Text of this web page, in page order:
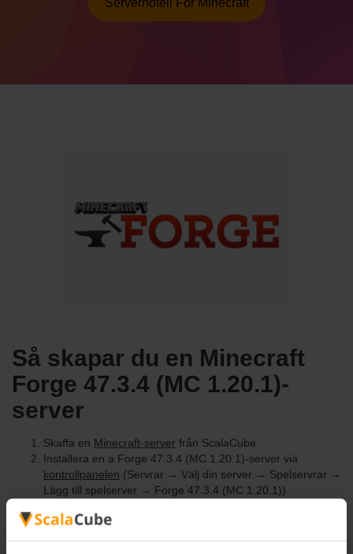
Serverhotell För Minecraft
Så skapar du en Minecraft
Forge 47.3.4 (MC 1.20.1)-
server
Skaffa en Minecraft-server från ScalaCube
Installera en a Forge 47.3.4 (MC 1.20.1)-server via
kontrollpanelen (Servrar → Välj din server → Spelservrar →
Lägg till spelserver → Forge 47.3.4 (MC 1.20.1))